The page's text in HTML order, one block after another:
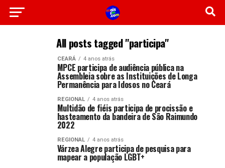
All posts tagged "participa"
CEARÁ 4 anos atrás
MPCE participa de audiência pública na
Assembleia sobre as Instituições de Longa
Permanência para Idosos no Ceará
REGIONAL 4 anos atrás
Multidão de fiéis participa de procissão e
hasteamento da bandeira de São Raimundo
2022
REGIONAL 4 anos atrás
Várzea Alegre participa de pesquisa para
mapear a população LGBT+